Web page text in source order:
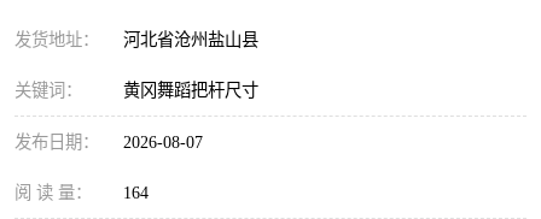
发货地址： 河北省沧州盐山县
关键词： 黄冈舞蹈把杆尺寸
发布日期： 2026-08-07
阅 读 量： 164